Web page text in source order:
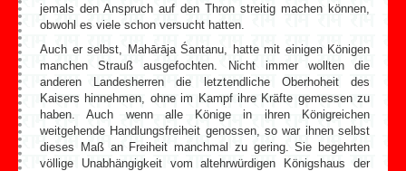
jemals den Anspruch auf den Thron streitig machen können,
obwohl es viele schon versucht hatten.
Auch er selbst, Mahārāja Śantanu, hatte mit einigen Königen
manchen Strauß ausgefochten. Nicht immer wollten die
anderen Landesherren die letztendliche Oberhoheit des
Kaisers hinnehmen, ohne im Kampf ihre Kräfte gemessen zu
haben. Auch wenn alle Könige in ihren Königreichen
weitgehende Handlungsfreiheit genossen, so war ihnen selbst
dieses Maß an Freiheit manchmal zu gering. Sie begehrten
völlige Unabhängigkeit vom altehrwürdigen Königshaus der